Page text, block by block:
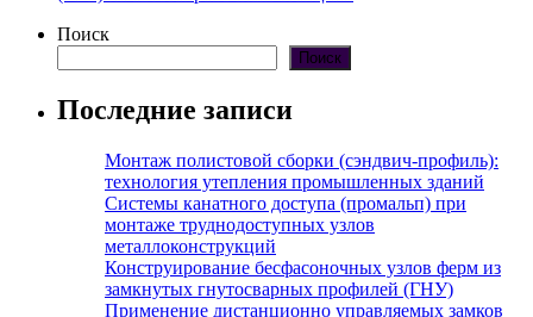
Поиск
Поиск
Последние записи
Монтаж полистовой сборки (сэндвич-профиль):
технология утепления промышленных зданий
Системы канатного доступа (промальп) при
монтаже труднодоступных узлов
металлоконструкций
Конструирование бесфасоночных узлов ферм из
замкнутых гнутосварных профилей (ГНУ)
Применение дистанционно управляемых замков